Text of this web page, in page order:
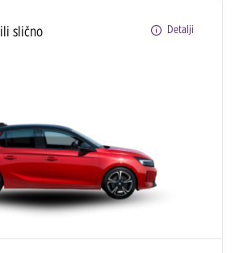
ili slično
Detalji